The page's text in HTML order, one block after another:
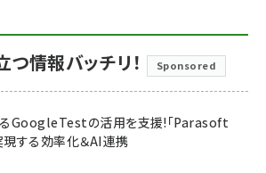
情報バッチリ！ Sponsored
GoogleTestの活用を支援!「Parasoft
する効率化＆AI連携